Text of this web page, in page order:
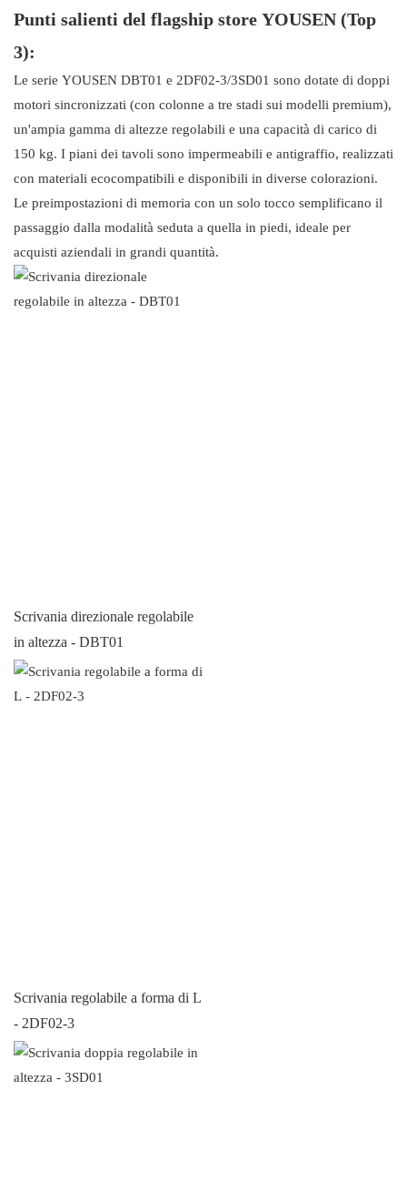
Punti salienti del flagship store YOUSEN (Top
3):
Le serie YOUSEN DBT01 e 2DF02-3/3SD01 sono dotate di doppi
motori sincronizzati (con colonne a tre stadi sui modelli premium),
un'ampia gamma di altezze regolabili e una capacità di carico di
150 kg. I piani dei tavoli sono impermeabili e antigraffio, realizzati
con materiali ecocompatibili e disponibili in diverse colorazioni.
Le preimpostazioni di memoria con un solo tocco semplificano il
passaggio dalla modalità seduta a quella in piedi, ideale per
acquisti aziendali in grandi quantità.
Scrivania direzionale regolabile
in altezza - DBT01
Scrivania regolabile a forma di L
- 2DF02-3